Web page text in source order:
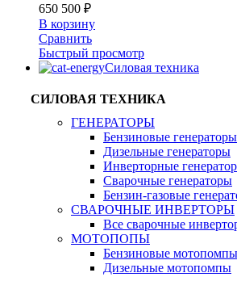
650 500 ₽
В корзину
Сравнить
Быстрый просмотр
Силовая техника
СИЛОВАЯ ТЕХНИКА
ГЕНЕРАТОРЫ
Бензиновые генераторы
Дизельные генераторы
Инверторные
Сварочные генераторы
Бензин-газовые
СВАРОЧНЫЕ ИНВЕРТОРЫ
Все сварочные
МОТОПОПЫ
Бензиновые мотопомпы
Дизельные мотопомпы